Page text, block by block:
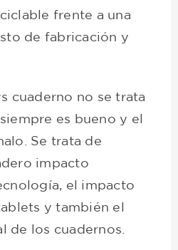
frente a una
de fabricación y
cuaderno no se trata
es bueno y el
Se trata de
impacto
el impacto
y también el
de los cuadernos.